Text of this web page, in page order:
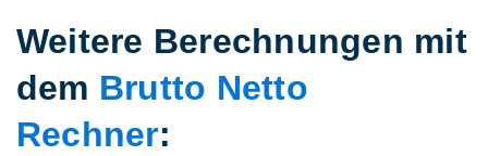
Weitere Berechnungen mit
dem Brutto Netto
Rechner: